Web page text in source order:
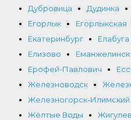
Дубровица
Дудинка
Егорлык
Егорлыкская
Екатеринбург
Елабуга
Елизово
Еманжелинск
Ерофей-Павлович
Железноводск
Железногорск-Илимский
Жёлтые Воды